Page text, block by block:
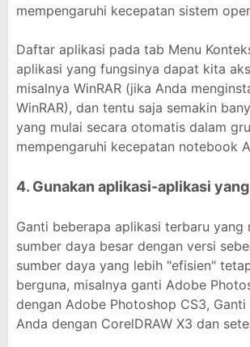
mempengaruhi kecepatan sistem
Daftar aplikasi pada tab Menu
aplikasi yang fungsinya dapat kita
misalnya WinRAR (jika Anda
WinRAR), dan tentu saja semakin
yang mulai secara otomatis dalam
mempengaruhi kecepatan notebook
4. Gunakan aplikasi-aplikasi
Ganti beberapa aplikasi terbaru yang
sumber daya besar dengan versi
sumber daya yang lebih "efisien"
berguna, misalnya ganti Adobe
dengan Adobe Photoshop CS3, Ganti
Anda dengan CorelDRAW X3 dan